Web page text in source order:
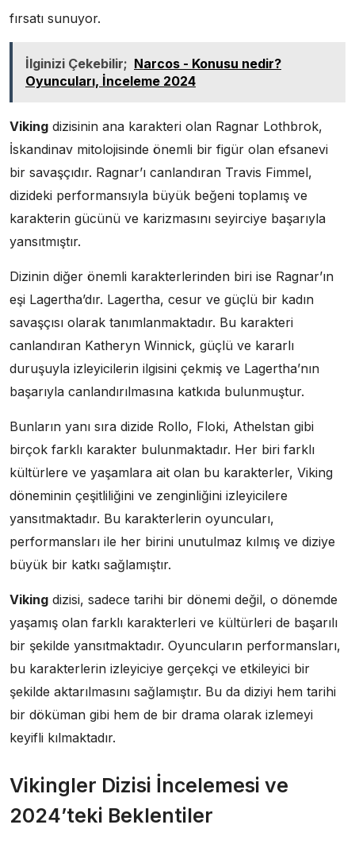
fırsatı sunuyor.
İlginizi Çekebilir; Narcos - Konusu nedir?
Oyuncuları, İnceleme 2024
Viking dizisinin ana karakteri olan Ragnar Lothbrok,
İskandinav mitolojisinde önemli bir figür olan efsanevi
bir savaşçıdır. Ragnar’ı canlandıran Travis Fimmel,
dizideki performansıyla büyük beğeni toplamış ve
karakterin gücünü ve karizmasını seyirciye başarıyla
yansıtmıştır.
Dizinin diğer önemli karakterlerinden biri ise Ragnar’ın
eşi Lagertha’dır. Lagertha, cesur ve güçlü bir kadın
savaşçısı olarak tanımlanmaktadır. Bu karakteri
canlandıran Katheryn Winnick, güçlü ve kararlı
duruşuyla izleyicilerin ilgisini çekmiş ve Lagertha’nın
başarıyla canlandırılmasına katkıda bulunmuştur.
Bunların yanı sıra dizide Rollo, Floki, Athelstan gibi
birçok farklı karakter bulunmaktadır. Her biri farklı
kültürlere ve yaşamlara ait olan bu karakterler, Viking
döneminin çeşitliliğini ve zenginliğini izleyicilere
yansıtmaktadır. Bu karakterlerin oyuncuları,
performansları ile her birini unutulmaz kılmış ve diziye
büyük bir katkı sağlamıştır.
Viking dizisi, sadece tarihi bir dönemi değil, o dönemde
yaşamış olan farklı karakterleri ve kültürleri de başarılı
bir şekilde yansıtmaktadır. Oyuncuların performansları,
bu karakterlerin izleyiciye gerçekçi ve etkileyici bir
şekilde aktarılmasını sağlamıştır. Bu da diziyi hem tarihi
bir döküman gibi hem de bir drama olarak izlemeyi
keyifli kılmaktadır.
Vikingler Dizisi İncelemesi ve
2024’teki Beklentiler